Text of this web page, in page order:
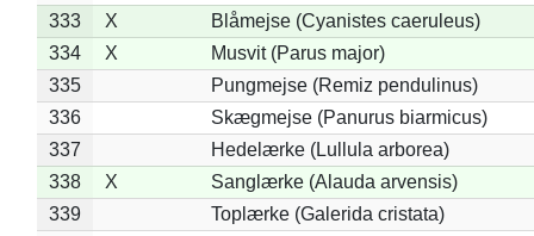
333
X
Blåmejse (Cyanistes caeruleus)
334
X
Musvit (Parus major)
335
Pungmejse (Remiz pendulinus)
336
Skægmejse (Panurus biarmicus)
337
Hedelærke (Lullula arborea)
338
X
Sanglærke (Alauda arvensis)
339
Toplærke (Galerida cristata)